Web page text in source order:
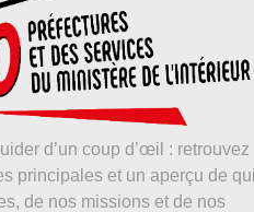
d’un coup d’œil : retrouvez
principales et un aperçu de qui
de nos missions et de nos